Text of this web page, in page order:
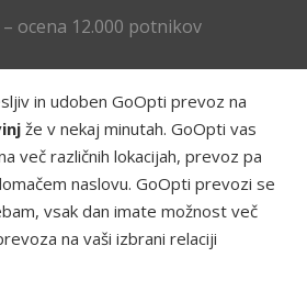
ocena 12.000 potnikov
in udoben GoOpti prevoz na
že v nekaj minutah. GoOpti vas
več različnih lokacijah, prevoz pa
naslovu. GoOpti prevozi se
vsak dan imate možnost več
na vaši izbrani relaciji